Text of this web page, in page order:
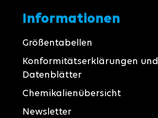
Informationen
Größentabellen
Konformitätserklärungen und
Datenblätter
Chemikalienübersicht
Newsletter